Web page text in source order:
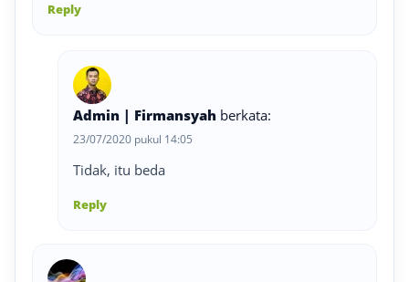
Reply
Admin | Firmansyah berkata:
23/07/2020 pukul 14:05
Tidak, itu beda
Reply